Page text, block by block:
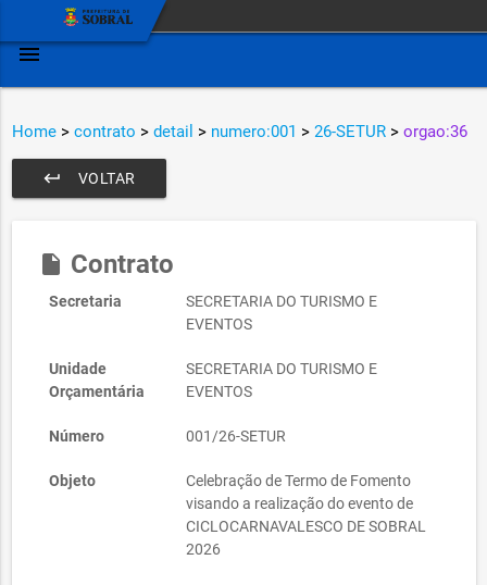
menu
Home > contrato > detail > numero:001 > 26-SETUR > orgao:36
VOLTAR
keyboard_return
insert_drive_file Contrato
Secretaria
SECRETARIA DO TURISMO E
EVENTOS
Unidade
Orçamentária
SECRETARIA DO TURISMO E
EVENTOS
Número 001/26-SETUR
Objeto
Celebração de Termo de Fomento
visando a realização do evento de
CICLOCARNAVALESCO DE SOBRAL
2026